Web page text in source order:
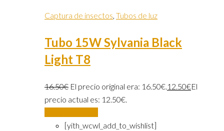
Captura de insectos, Tubos de luz
Tubo 15W Sylvania Black
Light T8
16.50€ El precio original era: 16.50€.12.50€El
precio actual es: 12.50€.
[yith_wcwl_add_to_wishlist]